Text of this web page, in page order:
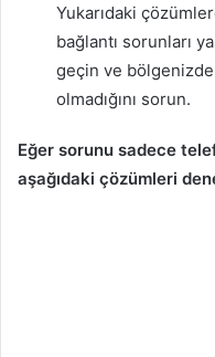
Yukarıdaki
bağlantı sorunları
geçin ve
olmadığını sorun.
Eğer sorunu sadece
aşağıdaki çözümleri